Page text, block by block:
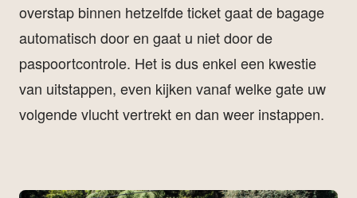
overstap binnen hetzelfde ticket gaat de bagage
automatisch door en gaat u niet door de
paspoortcontrole. Het is dus enkel een kwestie
van uitstappen, even kijken vanaf welke gate uw
volgende vlucht vertrekt en dan weer instappen.